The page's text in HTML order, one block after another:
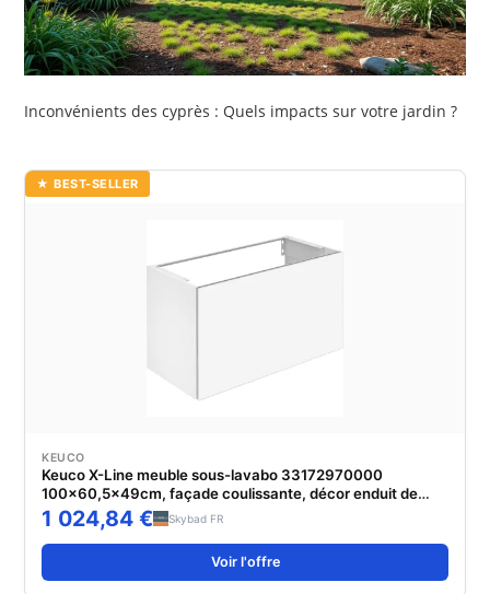
Inconvénients des cyprès : Quels impacts sur votre jardin ?
★ BEST-SELLER
KEUCO
Keuco X-Line meuble sous-lavabo 33172970000
100x60,5x49cm, façade coulissante, décor enduit de
vulcanite mat, verre vulcanite mat
1 024,84 € Skybad FR
Voir l'offre